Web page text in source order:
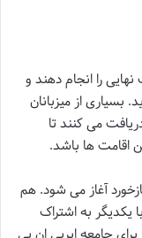
را انجام دهند و
بسیاری از میزبانان
می کنند تا
اقامت ها باشد.
آغاز می شود. هم
یکدیگر به اشتراک
برای جامعه ایربی ان بی